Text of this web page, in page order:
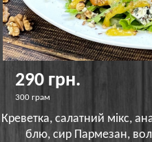
290 грн.
300 грам
Креветка, салатний мікс,
блю, сир Пармезан,